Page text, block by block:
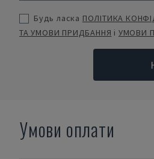
Будь ласка ПОЛІТИКА
ТА УМОВИ ПРИДБАННЯ і УМОВИ
Умови оплати